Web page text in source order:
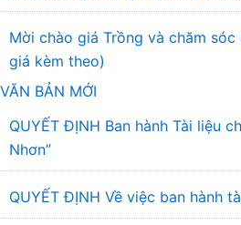
Mời chào giá Trồng và chăm
giá kèm theo)
VĂN BẢN MỚI
QUYẾT ĐỊNH Ban hành Tài liệu
Nhơn”
QUYẾT ĐỊNH Về việc ban hành